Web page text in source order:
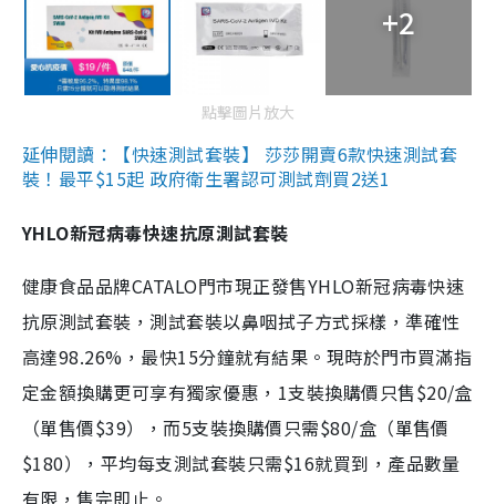
+2
點擊圖片放大
延伸閱讀：【快速測試套裝】 莎莎開賣6款快速測試套
裝！最平$15起 政府衛生署認可測試劑買2送1
YHLO新冠病毒快速抗原測試套裝
健康食品品牌CATALO門市現正發售YHLO新冠病毒快速
抗原測試套裝，測試套裝以鼻咽拭子方式採樣，準確性
高達98.26%，最快15分鐘就有結果。現時於門市買滿指
定金額換購更可享有獨家優惠，1支裝換購價只售$20/盒
（單售價$39），而5支裝換購價只需$80/盒（單售價
$180），平均每支測試套裝只需$16就買到，產品數量
有限，售完即止。